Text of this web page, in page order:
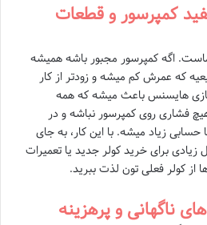
کمپرسور و قطعات
اگه کمپرسور مجبور باشه همیشه
که عمرش کم میشه و زودتر از کار
هایسنس باعث میشه که همه
فشاری روی کمپرسور نباشه و در
زیاد میشه. با این کار، به جای
برای خرید کولر جدید یا تعمیرات
از کولر فعلی تون لذت ببرید.
ناگهانی و پرهزینه